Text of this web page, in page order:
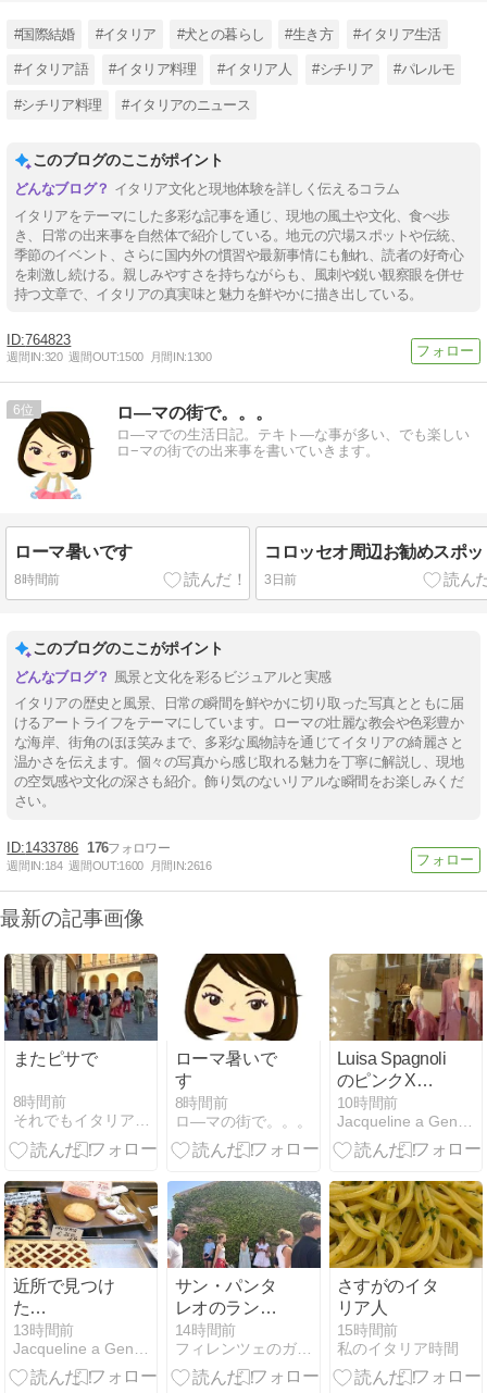
#国際結婚 #イタリア #犬との暮らし #生き方 #イタリア生活
#イタリア語 #イタリア料理 #イタリア人 #シチリア #パレルモ
#シチリア料理 #イタリアのニュース
このブログのここがポイント
イタリア文化と現地体験を詳しく伝えるコラム
イタリアをテーマにした多彩な記事を通じ、現地の風土や文化、食べ歩
き、日常の出来事を自然体で紹介している。地元の穴場スポットや伝統、
季節のイベント、さらに国内外の慣習や最新事情にも触れ、読者の好奇心
を刺激し続ける。親しみやすさを持ちながらも、風刺や鋭い観察眼を併せ
持つ文章で、イタリアの真実味と魅力を鮮やかに描き出している。
764823
週間IN:320 週間OUT:1500 月間IN:1300
6 ロ―マの街で。。。
ロ―マでの生活日記。テキト―な事が多い、でも楽しい
ロ−マの街での出来事を書いていきます。
ローマ暑いです
8時間前
コロッセオ周辺お勧めスポッ
3日前
このブログのここがポイント
風景と文化を彩るビジュアルと実感
イタリアの歴史と風景、日常の瞬間を鮮やかに切り取った写真とともに届
けるアートライフをテーマにしています。ローマの壮麗な教会や色彩豊か
な海岸、街角のほほ笑みまで、多彩な風物詩を通じてイタリアの綺麗さと
温かさを伝えます。個々の写真から感じ取れる魅力を丁寧に解説し、現地
の空気感や文化の深さも紹介。飾り気のないリアルな瞬間をお楽しみくだ
さい。
1433786 176
週間IN:184 週間OUT:1600 月間IN:2616
最新の記事画像
またピサで
8時間前
それでもイタリアなワケ NEW！ in トスカーナ
ローマ暑いで
す
8時間前
ロ―マの街で。。。
Luisa Spagnoli
のピンクXブ
ラウンXベー
ジュアウトフ
ィット２点の
ドー☆
10時間前
Jacqueline a Genova(ジェノヴァ)
近所で見つけ
た
MELONPAN♡
13時間前
Jacqueline a Genova(ジェノヴァ)
サン・パンタ
レオのランチ
＠Silenda
Ristorante
14時間前
フィレンツェのガイド なぎさの便り
さすがのイタ
リア人
15時間前
私のイタリア時間